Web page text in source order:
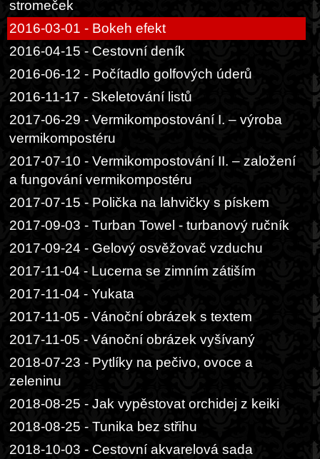
stromeček
2016-03-01 - Bokeh efekt
2016-04-15 - Cestovní deník
2016-06-12 - Počítadlo golfových úderů
2016-11-17 - Skeletování listů
2017-06-29 - Vermikompostování I. – výroba
vermikompostéru
2017-07-10 - Vermikompostování II. – založení
a fungování vermikompostéru
2017-07-15 - Polička na lahvičky s pískem
2017-09-03 - Turban Towel - turbanový ručník
2017-09-24 - Gelový osvěžovač vzduchu
2017-11-04 - Lucerna se zimním zátiším
2017-11-04 - Yukata
2017-11-05 - Vánoční obrázek s textem
2017-11-05 - Vánoční obrázek vyšívaný
2018-07-23 - Pytlíky na pečivo, ovoce a
zeleninu
2018-08-25 - Jak vypěstovat orchidej z keiki
2018-08-25 - Tunika bez střihu
2018-10-03 - Cestovní akvarelová sada